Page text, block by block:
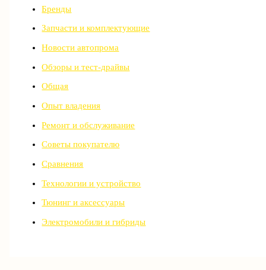
Бренды
Запчасти и комплектующие
Новости автопрома
Обзоры и тест-драйвы
Общая
Опыт владения
Ремонт и обслуживание
Советы покупателю
Сравнения
Технологии и устройство
Тюнинг и аксессуары
Электромобили и гибриды